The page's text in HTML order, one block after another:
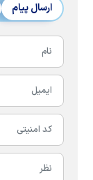
ارسال پیام